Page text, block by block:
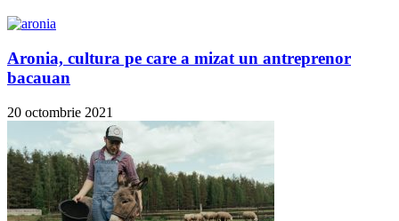
Aronia, cultura pe care a mizat un antreprenor
bacauan
20 octombrie 2021